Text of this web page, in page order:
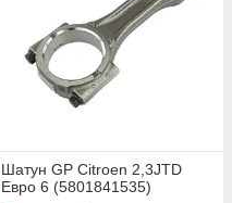
Шатун GP Citroen 2,3JTD
Евро 6 (5801841535)